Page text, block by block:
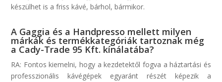
készülhet is a friss kávé, bárhol, bármikor.
A Gaggia és a Handpresso mellett milyen
márkák és termékkategóriák tartoznak még
a Cady-Trade 95 Kft. kínálatába?
RA: Fontos kiemelni, hogy a kezdetektől fogva a háztartási és
professzionális kávégépek egyaránt részét képezik a